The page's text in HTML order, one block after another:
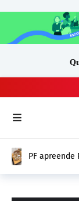
PF apreende
confirmação